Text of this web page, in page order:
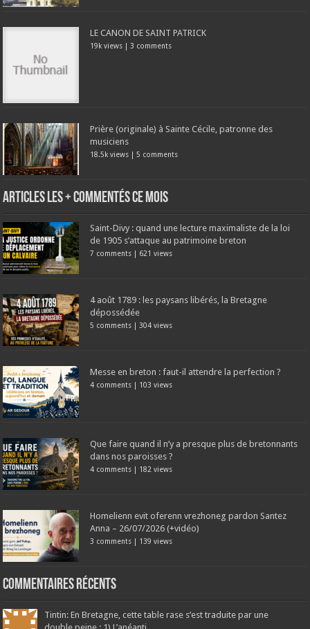
LE CANON DE SAINT PATRICK
19k views | 3 comments
Prière (originale) à Sainte Cécile, patronne des
musiciens
18.5k views |5 comments
Articles les + commentés ce mois
Saint-Divy : quand une lecture maximaliste de la loi
de 1905 s’attaque au patrimoine breton
7 comments | 621 views
4 août 1789 : les paysans libérés, la Bretagne
dépossédée
5 comments | 304 views
Messe en breton : faut-il attendre la perfection ?
4 comments | 103 views
Que faire quand il n’y a presque plus de bretonnants
dans nos paroisses ?
4 comments | 182 views
Homelienn evit oferenn vrezhoneg pardon Santez
Anna – 26/07/2026 (+vidéo)
3 comments | 139 views
Commentaires récents
Tintin: En Bretagne, cette table rase s’est traduite par une